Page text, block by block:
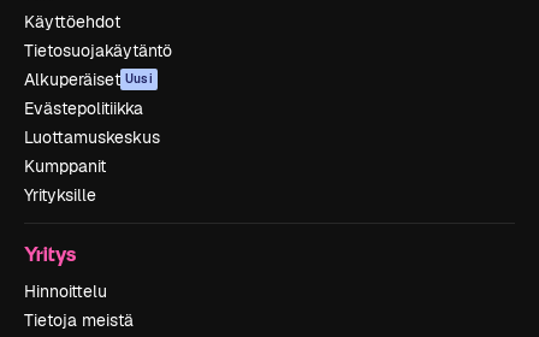
Käyttöehdot
Tietosuojakäytäntö
Alkuperäiset Uusi
Evästepolitiikka
Luottamuskeskus
Kumppanit
Yrityksille
Yritys
Hinnoittelu
Tietoja meistä